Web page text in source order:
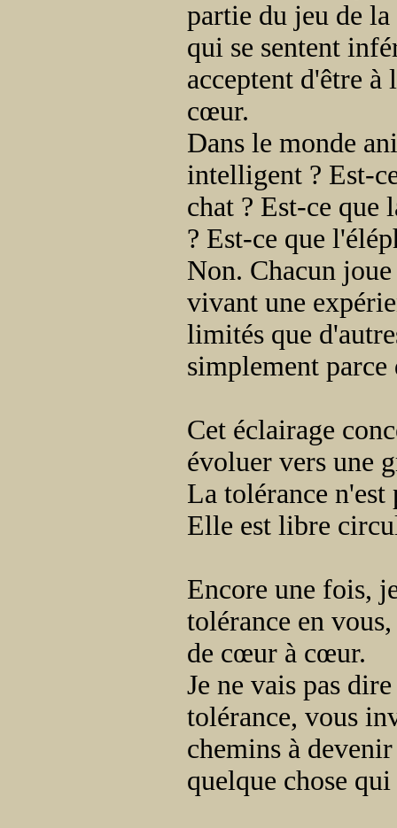
partie du jeu de
qui se sentent
acceptent d'être
cœur.
Dans le monde
intelligent ? Est-
chat ? Est-ce que
? Est-ce que
Non. Chacun
vivant une
limités que
simplement
Cet éclairage
évoluer vers une
La tolérance n'est
Elle est libre
Encore une fois,
tolérance en
de cœur à cœur.
Je ne vais pas
tolérance, vous
chemins à
quelque chose